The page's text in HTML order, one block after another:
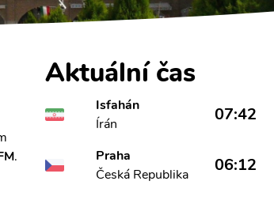
.
Aktuální čas
Isfahán
Írán
07:42
Praha
Česká Republika
06:12